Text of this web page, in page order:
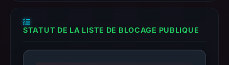
STATUT DE LA LISTE DE BLOCAGE PUBLIQUE